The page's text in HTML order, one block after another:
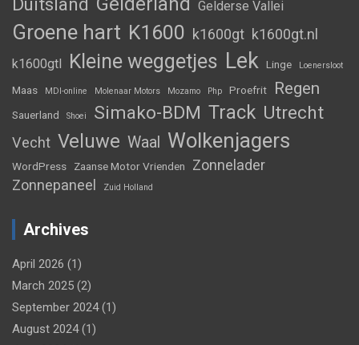
Gelderse Vallei
Groene hart K1600 k1600gt k1600gt.nl
k1600gtl Kleine weggetjes Lek Linge Loenersloot
Maas MDI-online Molenaar Motors Mozamo Php Proefrit Regen
Sauerland Shoei Simako-BDM Track Utrecht
Vecht Veluwe Waal Wolkenjagers
WordPress Zaanse Motor Vrienden
Zonnelader
Zonnepaneel
Zuid Holland
Archives
April 2026 (1)
March 2025 (2)
September 2024(1)
August 2024(1)